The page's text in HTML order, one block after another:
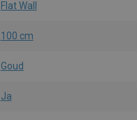
Flat Wall
100 cm
Goud
Ja